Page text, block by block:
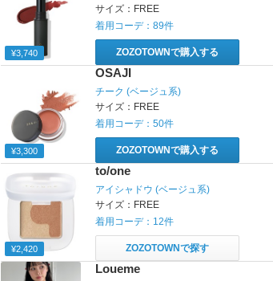
¥3,740
サイズ： FREE
着用コーデ： 89件
ZOZOTOWNで購入する
¥3,300
OSAJI
チーク (ベージュ系)
サイズ： FREE
着用コーデ： 50件
ZOZOTOWNで購入する
¥2,420
to/one
アイシャドウ (ベージュ系)
サイズ： FREE
着用コーデ： 12件
ZOZOTOWNで探す
Loueme